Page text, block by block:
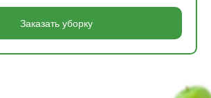
Заказать уборку